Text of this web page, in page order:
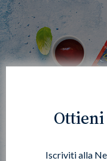
Iscriviti alla